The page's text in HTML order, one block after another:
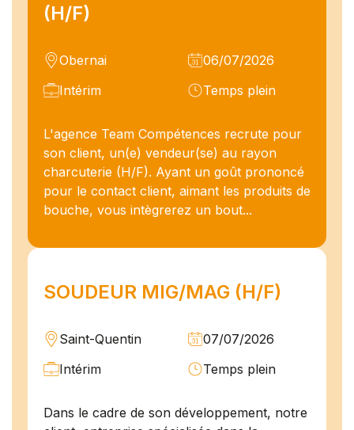
(H/F)
Obernai
06/07/2026
Intérim
Temps plein
L'agence Team Compétences recrute pour
son client, un(e) vendeur(se) au rayon
charcuterie (H/F). Ayant un goût prononcé
pour le contact client, aimant les produits de
bouche, vous intègrerez un bout...
SOUDEUR MIG/MAG (H/F)
Saint-Quentin
07/07/2026
Intérim
Temps plein
Dans le cadre de son développement, notre